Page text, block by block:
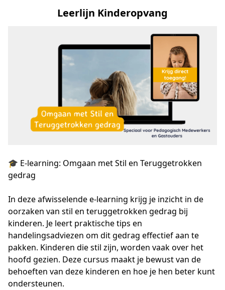
Leerlijn Kinderopvang
🎓 E-learning: Omgaan met Stil en Teruggetrokken
gedrag
In deze afwisselende e-learning krijg je inzicht in de
oorzaken van stil en teruggetrokken gedrag bij
kinderen. Je leert praktische tips en
handelingsadviezen om dit gedrag effectief aan te
pakken. Kinderen die stil zijn, worden vaak over het
hoofd gezien. Deze cursus maakt je bewust van de
behoeften van deze kinderen en hoe je hen beter kunt
ondersteunen.